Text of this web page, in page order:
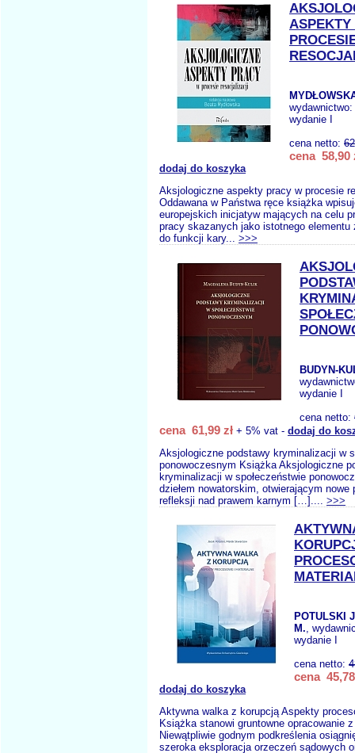
ASPEKTY
wydawnictwo:
wydanie I
cena netto:
cena 58,90
dodaj do koszyka
Aksjologiczne aspekty pracy w procesie
Oddawana w Państwa ręce książka
europejskich inicjatyw mających na celu
pracy skazanych jako istotnego elementu
do funkcji kary... >>>
BUDYN-
wydanie I
cena netto:
cena 61,99 zł + 5% vat - dodaj do
Aksjologiczne podstawy kryminalizacji w
ponowoczesnym Książka Aksjologiczne
kryminalizacji w społeczeństwie
dziełem nowatorskim, otwierającym nowe
refleksji nad prawem karnym […].... >>>
POTULSKI
M.,
wydanie I
cena netto:
cena 45,78
dodaj do koszyka
Aktywna walka z korupcją Aspekty
Książka stanowi gruntowne opracowanie
Niewątpliwie godnym podkreślenia
szeroka eksploracja orzeczeń sądowych